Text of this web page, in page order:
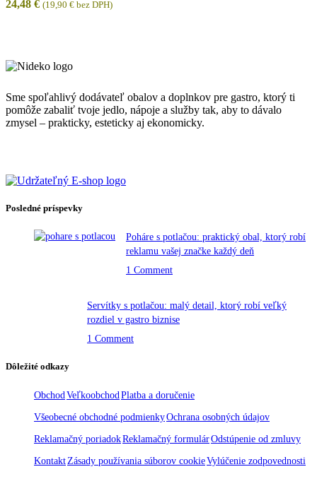
24,48 € (19,90 € bez DPH)
Sme spoľahlivý dodávateľ obalov a doplnkov pre gastro, ktorý ti
pomôže zabaliť tvoje jedlo, nápoje a služby tak, aby to dávalo
zmysel – prakticky, esteticky aj ekonomicky.
Posledné príspevky
Poháre s potlačou: praktický obal, ktorý robí
reklamu vašej značke každý deň
1 Comment
Servítky s potlačou: malý detail, ktorý robí veľký
rozdiel v gastro biznise
1 Comment
Dôležité odkazy
Obchod Veľkoobchod Platba a doručenie
Všeobecné obchodné podmienkyOchrana osobných údajov
Reklamačný poriadokReklamačný formulárOdstúpenie od zmluvy
Kontakt Zásady používania súborov cookieVylúčenie zodpovednosti